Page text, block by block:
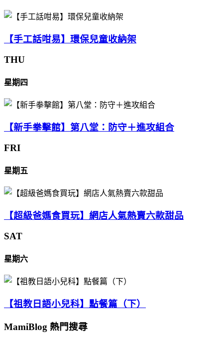
【手工話咁易】環保兒童收納架
THU
星期四
【新手拳擊館】第八堂：防守＋進攻組合
FRI
星期五
【超級爸媽食買玩】網店人氣熱賣六款甜品
SAT
星期六
【祖教日語小兒科】點餐篇（下）
MamiBlog 熱門搜尋